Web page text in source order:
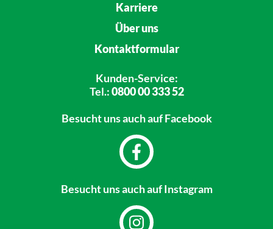
Karriere
Über uns
Kontaktformular
Kunden-Service:
Tel.:0800 00 333 52
Besucht unsauch auf Facebook
Besucht unsauch auf Instagram